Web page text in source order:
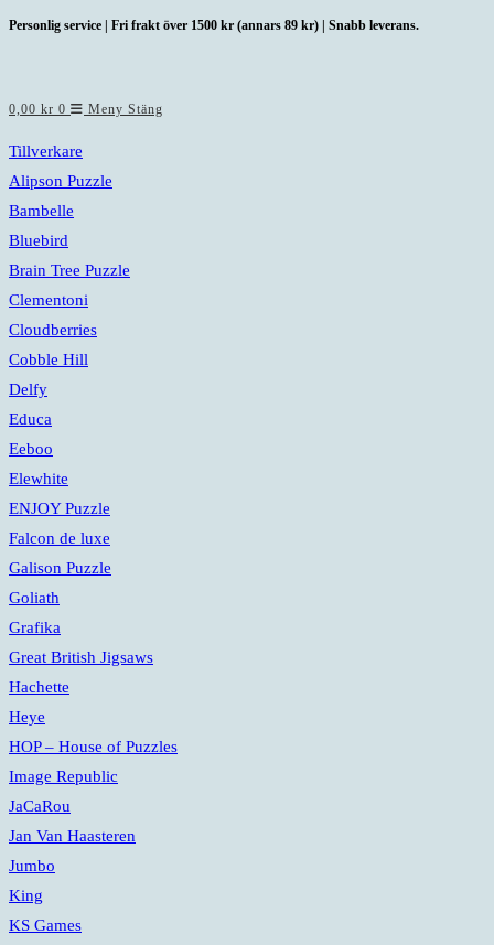
Hoppa
Personlig service | Fri frakt över 1500 kr (annars 89 kr) | Snabb leverans.
0,00 kr 0 Meny Stäng
Tillverkare
Alipson Puzzle
Bambelle
Bluebird
Brain Tree Puzzle
Clementoni
Cloudberries
Cobble Hill
Delfy
Educa
Eeboo
Elewhite
ENJOY Puzzle
Falcon de luxe
Galison Puzzle
Goliath
Grafika
Great British Jigsaws
Hachette
Heye
HOP – House of Puzzles
Image Republic
JaCaRou
Jan Van Haasteren
Jumbo
King
KS Games